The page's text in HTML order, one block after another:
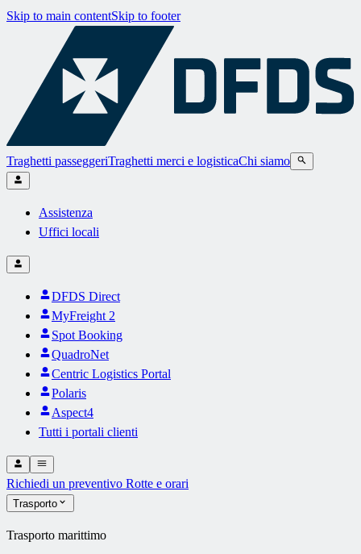
Skip to main contentSkip to footer
Traghetti passeggeriTraghetti merci e logisticaChi siamo
Assistenza
Uffici locali
DFDS Direct
MyFreight 2
Spot Booking
QuadroNet
Centric Logistics Portal
Polaris
Aspect4
Tutti i portali clienti
Richiedi un preventivo Rotte e orari
Trasporto
Trasporto marittimo